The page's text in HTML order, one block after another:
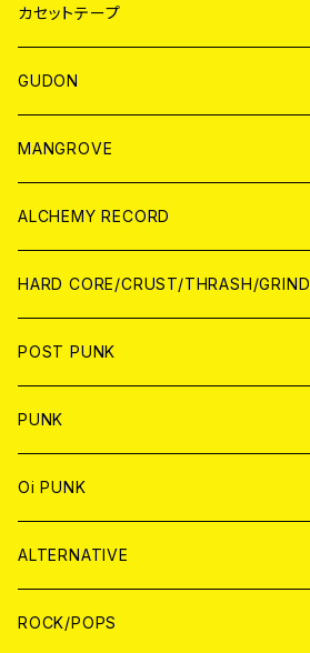
BADGE
JAPAN
WORLD
カセットテープ
JAPAN
WORLD
GUDON
アパレル
PATCH
アナログ
DIGITAL CONTENTS
MANGROVE
ALCHEMY RECORD
CD
ANALOG
HARD CORE/CRUST/THRASH/GRIND
JAPAN
CD
ANALOG
WORLD
CD
ANALOG
POST PUNK
CD
JAPAN
WORLD
ANALOG
JAPAN
WORLD
PUNK
JAPAN
CD
ANALOG
WORLD
CD
Oi PUNK
JAPAN
CD
WOLRD
ALTERNATIVE
JAPAN
ROCK/POPS